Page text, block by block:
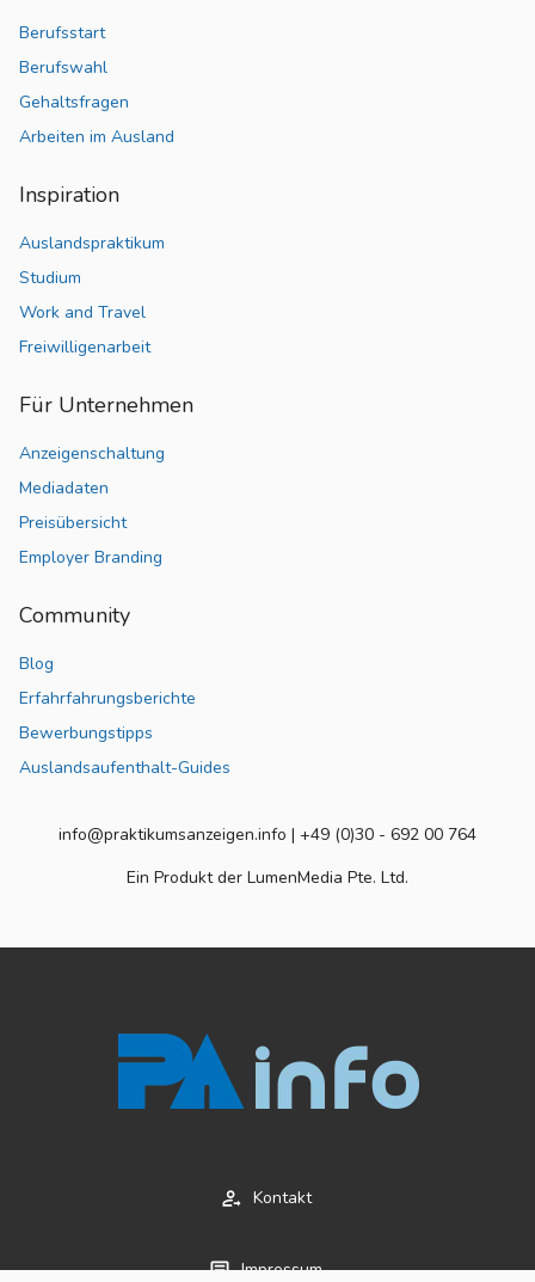
Berufsstart
Berufswahl
Gehaltsfragen
Arbeiten im Ausland
Inspiration
Auslandspraktikum
Studium
Work and Travel
Freiwilligenarbeit
Für Unternehmen
Anzeigenschaltung
Mediadaten
Preisübersicht
Employer Branding
Community
Blog
Erfahrfahrungsberichte
Bewerbungstipps
Auslandsaufenthalt-Guides
info@praktikumsanzeigen.info | +49 (0)30 - 692 00 764
Ein Produkt der LumenMedia Pte. Ltd.
Kontakt
Impressum